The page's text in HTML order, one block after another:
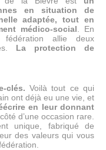
en situation de
adaptée, tout en
médico-social . En
fédération allie deux
La protection de
clés. Voilà tout ce qui
ont déjà eu une vie, et
en leur donnant
d’une occasion rare.
unique, fabriqué de
des valeurs qui vous